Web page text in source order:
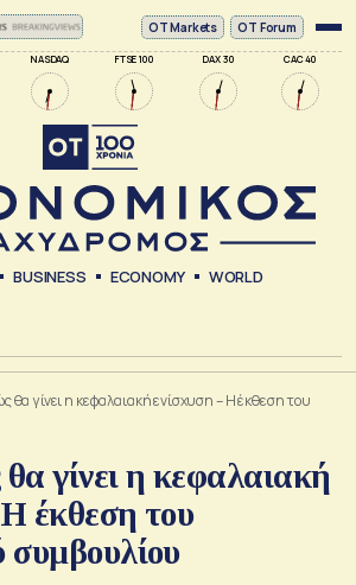
NASDAQ FTSE 100 DAX 30 CAC 40
ΟΤ Markets OT Forum
BUSINESS ECONOMY WORLD
θα γίνει η κεφαλαιακή ενίσχυση – Η έκθεση του
γίνει η κεφαλαιακή
έκθεση του
συμβουλίου